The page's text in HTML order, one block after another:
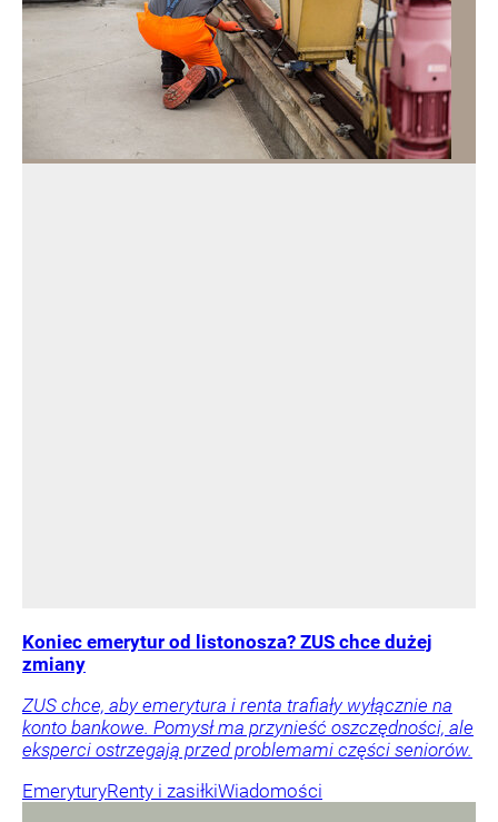
Koniec emerytur od listonosza? ZUS chce dużej
zmiany
ZUS chce, aby emerytura i renta trafiały wyłącznie na
konto bankowe. Pomysł ma przynieść oszczędności, ale
eksperci ostrzegają przed problemami części seniorów.
EmeryturyRenty i zasiłkiWiadomości